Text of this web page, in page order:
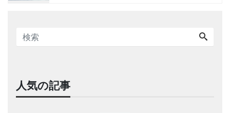
人気の記事